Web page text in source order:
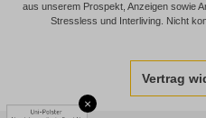
×
aus unserem Prospekt, Anzeigen sowie
Stressless und Interliving. Nicht
Vertrag